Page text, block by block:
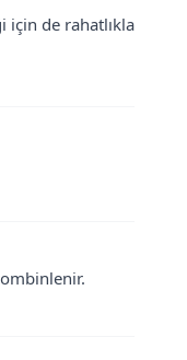
için de rahatlıkla